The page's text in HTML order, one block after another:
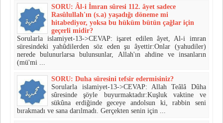
SORU: Âl-i İmran sûresi 112. âyet sadece
Rasûlullah'ın (s.a) yaşa­dığı döneme mi
hitabediyor, yoksa bu hüküm bütün çağlar için
geçer­li midir?
Sorularla islamiyet-13->CEVAP: işaret edilen âyet, Al-i imran
süresindeki yahûdilerden söz eden şu âyettir:Onlar (yahudiler)
nerede bulunurlarsa bulunsunlar, Allah'ın ahdi­ne ve insanların
(mü'mi ...
SORU: Duha sûresini tefsir edermisiniz?
Sorularla islamiyet-13->CEVAP: Allah Teâlâ Dûha
sûresinde şöyle buyurmaktadır:Kuşluk vaktine ve
sükûna erdiğinde geceye andolsun ki, rabbin seni
bırakmadı ve sana darılmadı. Gerçekten senin için ...